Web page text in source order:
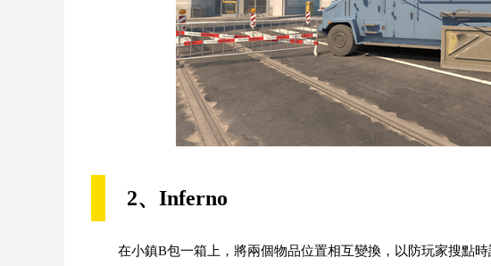
2、Inferno
在小鎮B包一箱上，將兩個物品位置相互變換，以防玩家搜點